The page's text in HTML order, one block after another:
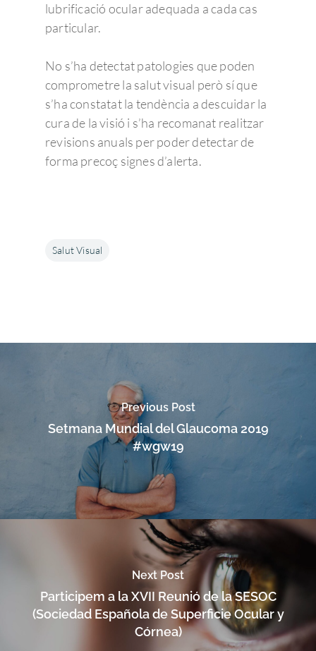
lubrificació ocular adequada a cada cas
particular.
No s’ha detectat patologies que poden
comprometre la salut visual però sí que
s’ha constatat la tendència a descuidar la
cura de la visió i s’ha recomanat realitzar
revisions anuals per poder detectar de
forma precoç signes d’alerta.
Salut Visual
Previous Post
Setmana Mundial del Glaucoma 2019
#wgw19
Next Post
Participem a la XVII Reunió de la SESOC
(Sociedad Española de Superficie Ocular y
Córnea)